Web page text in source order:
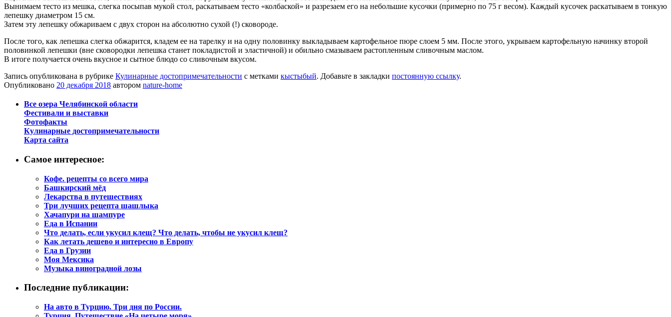
Вынимаем тесто из мешка, слегка посыпав мукой стол, раскатываем тесто «колбаской» и разрезаем его на небольшие кусочки (примерно по 75 г весом). Каждый кусочек раскатываем в тонкую
лепешку диаметром 15 см.
Затем эту лепешку обжариваем с двух сторон на абсолютно сухой (!) сковороде.
После того, как лепешка слегка обжарится, кладем ее на тарелку и на одну половинку выкладываем картофельное пюре слоем 5 мм. После этого, укрываем картофельную начинку второй
половинкой лепешки (вне сковородки лепешка станет покладистой и эластичной) и обильно смазываем растопленным сливочным маслом.
В итоге получается очень вкусное и сытное блюдо со сливочным вкусом.
Запись опубликована в рубрике Кулинарные достопримечательности с метками кыстыбый. Добавьте в закладки постоянную ссылку.
Опубликовано 20 декабря 2018 автором nature-home
Все озера Челябинской области
Фестивали и выставки
Фотофакты
Кулинарные достопримечательности
Карта сайта
Самое интересное:
Кофе. рецепты со всего мира
Башкирский мёд
Лекарства в путешествиях
Три лучших рецепта шашлыка
Хачапури на шампуре
Еда в Испании
Что делать, если укусил клещ? Что делать, чтобы не укусил клещ?
Как летать дешево и интересно в Европу
Еда в Грузии
Моя Мексика
Музыка виноградной лозы
Последние публикации:
На авто в Турцию. Три дня по России.